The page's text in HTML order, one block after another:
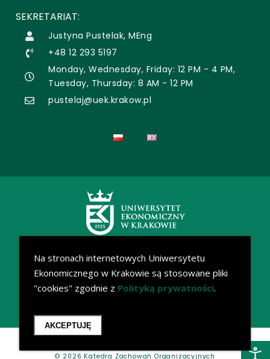
SEKRETARIAT:
Justyna Pustelak, MEng
+48 12 293 5197
Monday, Wednesday, Friday: 12 PM - 4 PM,
Tuesday, Thursday: 8 AM - 12 PM
pustelaj@uek.krakow.pl
© 2026 Katedra Zachowań Organizacyjnych
Na stronach internetowych Uniwersytetu
Ekonomicznego w Krakowie są stosowane pliki
"cookies" zgodnie z Polityką prywatności.
AKCEPTUJĘ